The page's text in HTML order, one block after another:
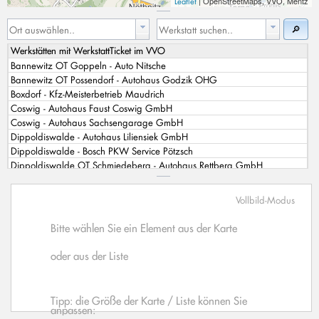
🔎
Werkstätten mit WerkstattTicket im VVO
Bannewitz OT Goppeln - Auto Nitsche
Bannewitz OT Possendorf - Autohaus Godzik OHG
Boxdorf - Kfz-Meisterbetrieb Maudrich
Coswig - Autohaus Faust Coswig GmbH
Coswig - Autohaus Sachsengarage GmbH
Dippoldiswalde - Autohaus Liliensiek GmbH
Dippoldiswalde - Bosch PKW Service Pötzsch
Dippoldiswalde OT Schmiedeberg - Autohaus Rettberg GmbH
Dresden - 1a Autoservice Henry Daum
Dresden - Adrian Glöckner Automobile GmbH
Dresden - AIS Dresden GmbH
Dresden - AIS Dresden GmbH Radebeul
Dresden - AUDI Dresden Ein Standort der VGRDD GmbH
Dresden - Auto Becker
Bitte wählen Sie ein Element aus der Karte
oder aus der Liste
Tipp: die Größe der Karte / Liste können Sie
anpassen:
Vollbild-Modus